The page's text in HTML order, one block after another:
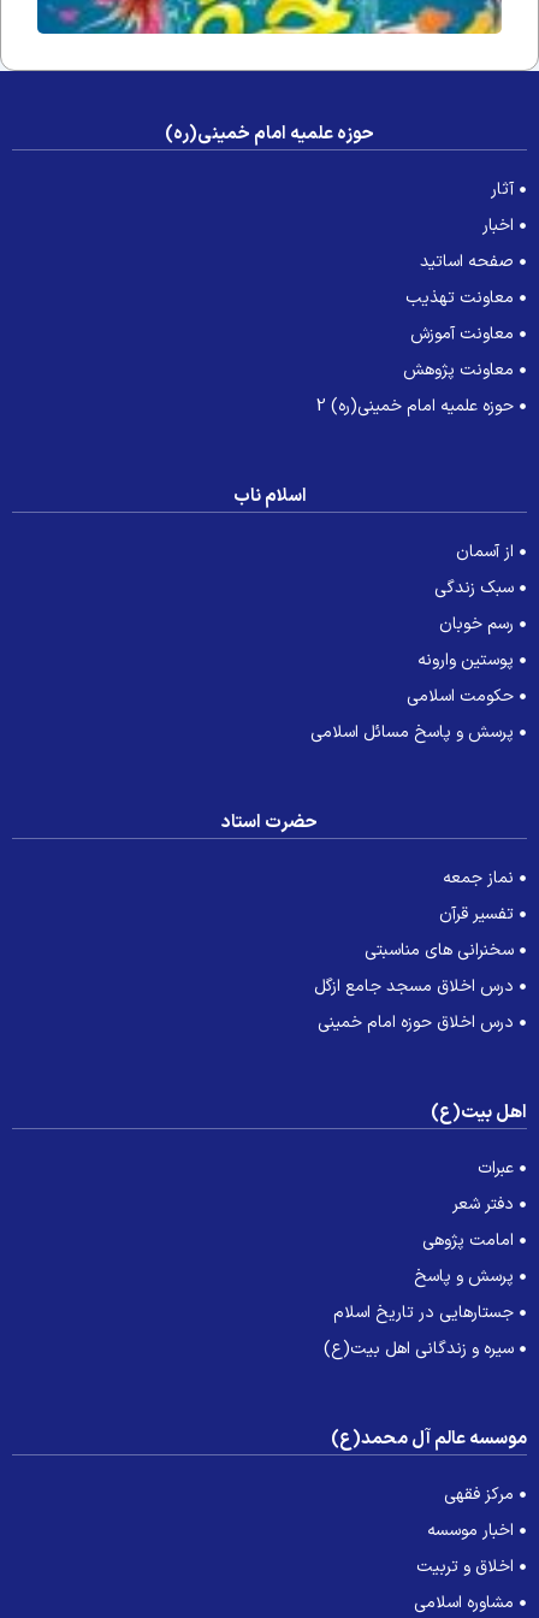
حوزه علمیه امام خمینی(ره)
آثار
اخبار
صفحه اساتید
معاونت تهذیب
معاونت آموزش
معاونت پژوهش
حوزه علمیه امام خمینی(ره) 2
اسلام ناب
از آسمان
سبک زندگی
رسم خوبان
پوستین وارونه
حکومت اسلامی
پرسش و پاسخ مسائل اسلامی
حضرت استاد
نماز جمعه
تفسیر قرآن
سخنرانی های مناسبتی
درس اخلاق مسجد جامع ازگل
درس اخلاق حوزه امام خمینی
بیت(ع)
عبرات
دفتر شعر
امامت پژوهی
پرسش و پاسخ
جستارهایی در تاریخ اسلام
سیره و زندگانی اهل بیت(ع)
عالم آل محمد(ع)
مرکز فقهی
اخبار موسسه
اخلاق و تربیت
مشاوره اسلامی